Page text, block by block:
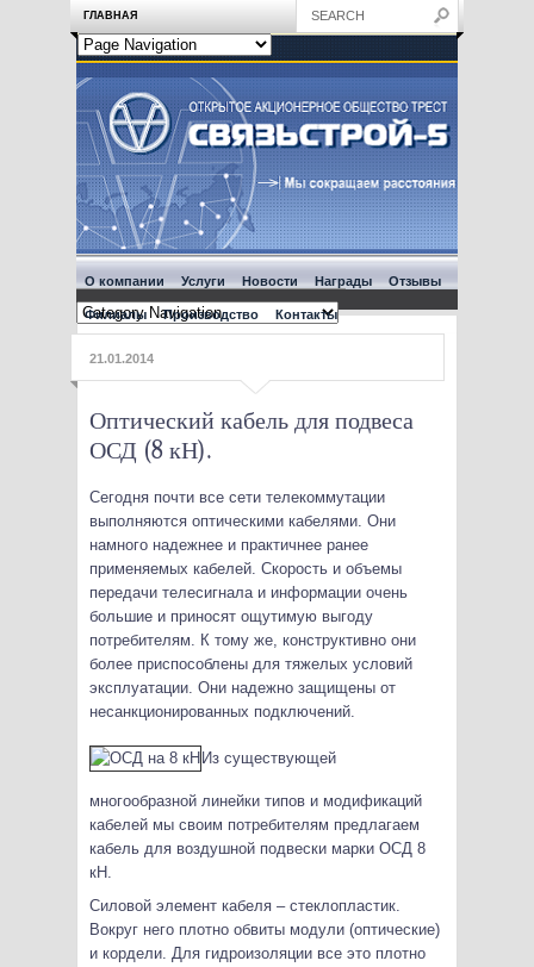
ГЛАВНАЯ
О компании Услуги Новости Награды Отзывы
Филиалы Производство Контакты
21.01.2014
Оптический кабель для подвеса
ОСД (8 кН).
Сегодня почти все сети телекоммутации
выполняются оптическими кабелями. Они
намного надежнее и практичнее ранее
применяемых кабелей. Скорость и объемы
передачи телесигнала и информации очень
большие и приносят ощутимую выгоду
потребителям. К тому же, конструктивно они
более приспособлены для тяжелых условий
эксплуатации. Они надежно защищены от
несанкционированных подключений.
Из существующей
многообразной линейки типов и модификаций
кабелей мы своим потребителям предлагаем
кабель для воздушной подвески марки ОСД 8
кН.
Силовой элемент кабеля – стеклопластик.
Вокруг него плотно обвиты модули (оптические)
и кордели. Для гидроизоляции все это плотно